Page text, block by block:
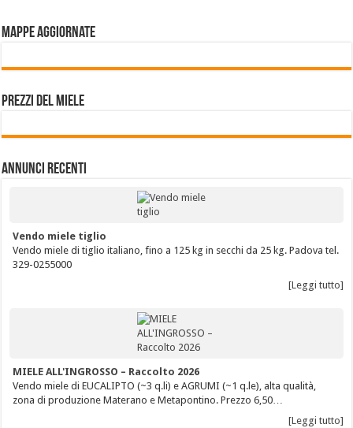
Mappe aggiornate
Prezzi del miele
Annunci Recenti
Vendo miele tiglio
Vendo miele di tiglio italiano, fino a 125 kg in secchi da 25 kg. Padova tel.
329-0255000
[Leggi tutto]
MIELE ALL'INGROSSO – Raccolto 2026
Vendo miele di EUCALIPTO (~3 q.li) e AGRUMI (~1 q.le), alta qualità,
zona di produzione Materano e Metapontino. Prezzo 6,50…
[Leggi tutto]